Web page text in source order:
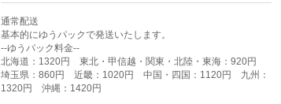
通常配送
基本的にゆうパックで発送いたします。
--ゆうパック料金--
北海道：1320円 東北・甲信越・関東・北陸・東海：920円
埼玉県：860円 近畿：1020円 中国・四国：1120円 九州：
1320円 沖縄：1420円